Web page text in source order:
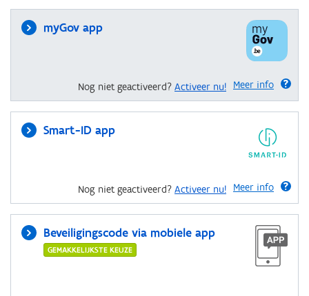
myGov app
Meer info
Nog niet geactiveerd? Activeer nu!
Smart-ID app
Meer info
Nog niet geactiveerd? Activeer nu!
Beveiligingscode via mobiele app
GEMAKKELIJKSTE KEUZE